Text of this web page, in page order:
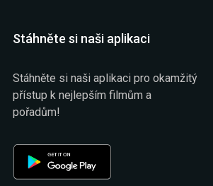
Stáhněte si naši aplikaci
Stáhněte si naši aplikaci pro okamžitý
přístup k nejlepším filmům a
pořadům!